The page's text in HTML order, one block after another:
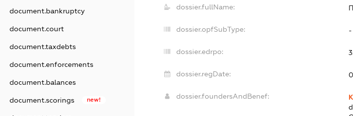
document.bankruptcy
document.court
document.taxdebts
document.enforcements
document.balances
document.scorings new!
dossier.fullName:
dossier.opfSubType: -
dossier.edrpo:
dossier.regDate:
dossier.foundersAndBenef: